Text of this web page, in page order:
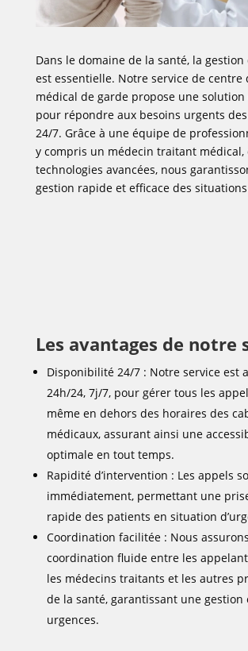
Dans le domaine de la santé, la gestion
est essentielle. Notre service de centre
médical de garde propose une
pour répondre aux besoins urgents
24/7. Grâce à une équipe de
y compris un médecin traitant médical,
technologies avancées, nous
gestion rapide et efficace des situations
Les avantages de notre
Disponibilité 24/7 : Notre service est
24h/24, 7j/7, pour gérer tous les
même en dehors des horaires des
médicaux, assurant ainsi une
optimale en tout temps.
Rapidité d’intervention : Les appels
immédiatement, permettant une
rapide des patients en situation
Coordination facilitée : Nous
coordination fluide entre les
les médecins traitants et les autres
de la santé, garantissant une gestion
urgences.